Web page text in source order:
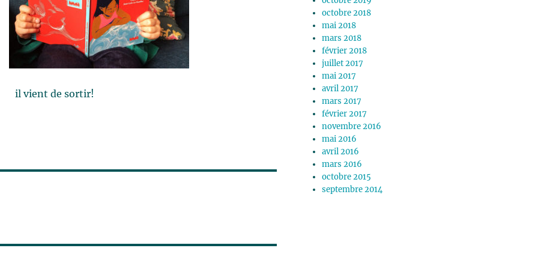
sortir!
octobre 2018
mai 2018
mars 2018
février 2018
juillet 2017
mai 2017
avril 2017
mars 2017
février 2017
novembre 2016
mai 2016
avril 2016
mars 2016
octobre 2015
septembre 2014